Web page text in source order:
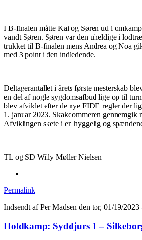
I B-finalen måtte Kai og Søren ud i
vandt Søren. Søren var den uheldige i
trukket til B-finalen mens Andrea og Noa
med 3 point i den indledende.
Deltagerantallet i årets første mesterskab
en del af nogle sygdomsafbud lige op til
blev afviklet efter de nye FIDE-regler der
1. januar 2023. Skakdommeren gennemgik
Afviklingen skete i en hyggelig og
TL og SD Willy Møller Nielsen
Permalink
Indsendt afPer Madsen den tor, 01/19/2023
Holdkamp: Syddjurs 1 –